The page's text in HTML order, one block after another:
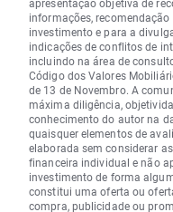
apresentação objetiva de
informações,
investimento e para a
indicações de conflitos de
incluindo na área de
Código dos Valores
de 13 de Novembro. A
máxima diligência,
conhecimento do autor na
quaisquer elementos de
elaborada sem considerar
financeira individual e não
investimento de forma
constitui uma oferta ou
compra, publicidade ou